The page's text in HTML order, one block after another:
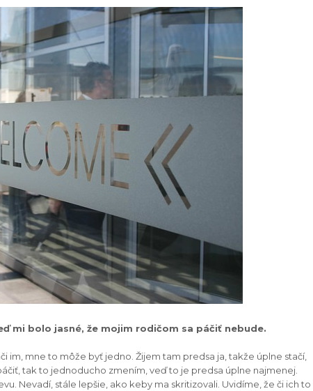
mi bolo jasné, že mojim rodičom sa páčiť nebude.
im, mne to môže byť jedno. Žijem tam predsa ja, takže úplne stačí,
tak to jednoducho zmením, veď to je predsa úplne najmenej.
Nevadí, stále lepšie, ako keby ma skritizovali. Uvidíme, že či ich to